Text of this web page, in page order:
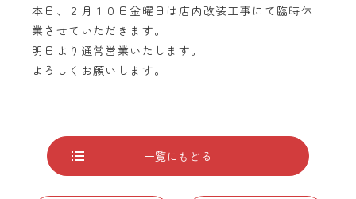
本日、２月１０日金曜日は店内改装工事にて臨時休
業させていただきます。
明日より通常営業いたします。
よろしくお願いします。
一覧にもどる